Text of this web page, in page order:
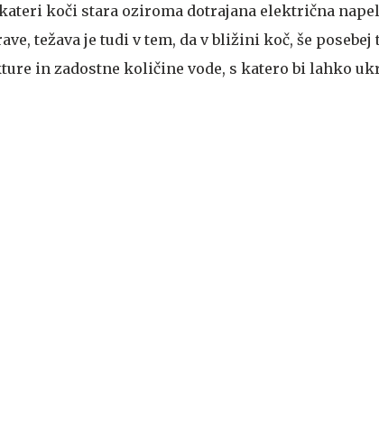
koči stara oziroma dotrajana električna
težava je tudi v tem, da v bližini koč, še
in zadostne količine vode, s katero bi lahko